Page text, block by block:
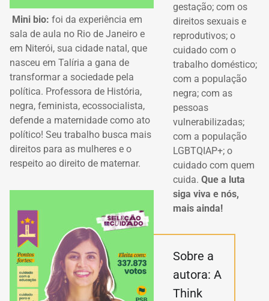
Mini bio: foi da experiência em
sala de aula no Rio de Janeiro e
em Niterói, sua cidade natal, que
nasceu em Talíria a gana de
transformar a sociedade pela
política. Professora de História,
negra, feminista, ecossocialista,
defende a maternidade como ato
político! Seu trabalho busca mais
direitos para as mulheres e o
respeito ao direito de maternar.
gestação; com os
direitos sexuais e
reprodutivos; o
cuidado com o
trabalho doméstico;
com a população
negra; com as
pessoas
vulnerabilizadas;
com a população
LGBTQIAP+; o
cuidado com quem
cuida. Que a luta
siga viva e nós,
mais ainda!
Sobre a
autora: A
Think